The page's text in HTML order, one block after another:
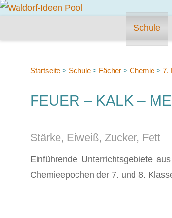
Schule
Startseite > Schule > Fächer > Chemie > 7.
FEUER – KALK –
Stärke, Eiweiß, Zucker, Fett
Einführende Unterrichtsgebiete
Chemieepochen der 7. und 8.